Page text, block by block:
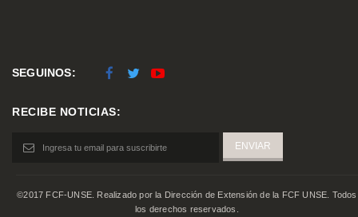
SEGUINOS:
RECIBE NOTICIAS:
©2017 FCF-UNSE. Realizado por la Dirección de Extensión de la FCF UNSE. Todos
los derechos reservados.